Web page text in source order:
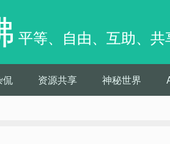
平等、自由、互助、共
侃 资源共享 神秘世界